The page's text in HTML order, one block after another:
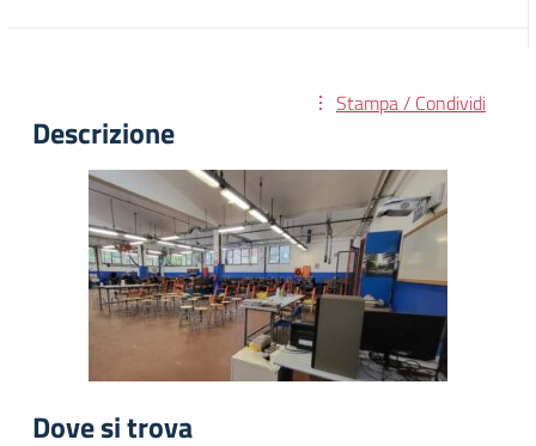
Stampa / Condividi
Descrizione
Dove si trova